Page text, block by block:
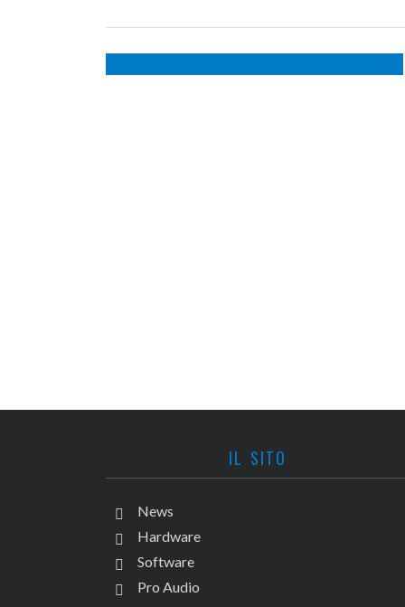
IL SITO
News
Hardware
Software
Pro Audio